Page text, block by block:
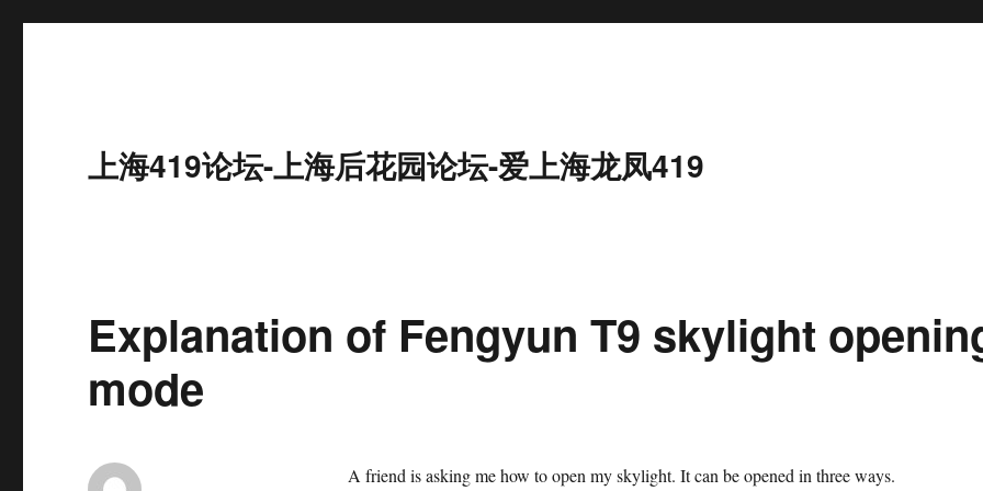
上海419论坛-上海后花园论坛-爱上海龙凤419
Explanation of Fengyun T9 skylight
mode
A friend is asking me how to open my skylight. It can be opened in three ways.